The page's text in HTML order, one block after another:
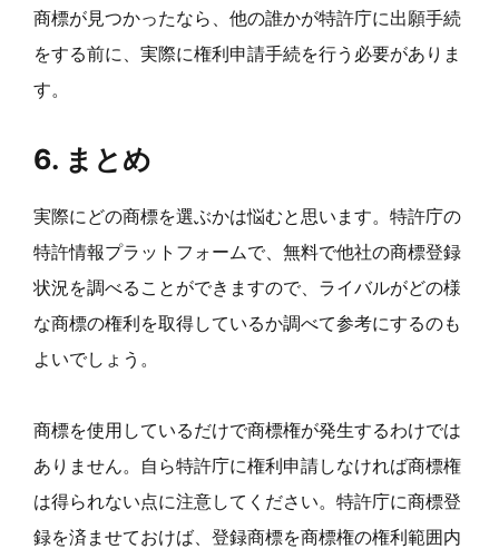
商標が見つかったなら、他の誰かが特許庁に出願手続
をする前に、実際に権利申請手続を行う必要がありま
す。
6. まとめ
実際にどの商標を選ぶかは悩むと思います。特許庁の
特許情報プラットフォームで、無料で他社の商標登録
状況を調べることができますので、ライバルがどの様
な商標の権利を取得しているか調べて参考にするのも
よいでしょう。
商標を使用しているだけで商標権が発生するわけでは
ありません。自ら特許庁に権利申請しなければ商標権
は得られない点に注意してください。特許庁に商標登
録を済ませておけば、登録商標を商標権の権利範囲内